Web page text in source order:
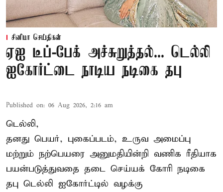
சினிமா செய்திகள்
ஏஐ டீப்-பேக் அச்சுறுத்தல்... டெல்லி
ஐகோர்ட்டை நாடிய நடிகை தபு
Published on: 06 Aug 2026, 2:16 am
டெல்லி,
தனது பெயர், புகைப்படம், உருவ அமைப்பு
மற்றும் நற்பெயரை அனுமதியின்றி வணிக ரீதியாக
பயன்படுத்துவதை தடை செய்யக் கோரி நடிகை
தபு டெல்லி ஐகோர்ட்டில் வழக்கு